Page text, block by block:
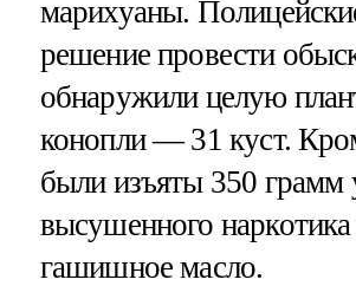
марихуаны.
решение провести
обнаружили целую
конопли — 31 куст.
были изъяты 350 грамм
высушенного
гашишное масло.